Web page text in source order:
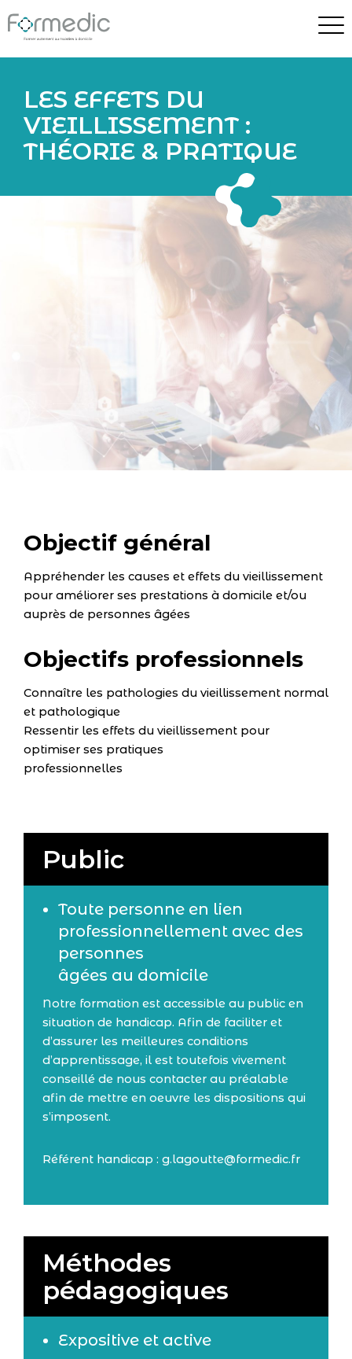
LES EFFETS DU
VIEILLISSEMENT :
THÉORIE & PRATIQUE
Objectif général
Appréhender les causes et effets du vieillissement
pour améliorer ses prestations à domicile et/ou
auprès de personnes âgées
Objectifs professionnels
Connaître les pathologies du vieillissement normal
et pathologique
Ressentir les effets du vieillissement pour
optimiser ses pratiques
professionnelles
Public
Toute personne en lien
professionnellement avec des
personnes
âgées au domicile
Notre formation est accessible au public en
situation de handicap. Afin de faciliter et
d’assurer les meilleures conditions
d’apprentissage, il est toutefois vivement
conseillé de nous contacter au préalable
afin de mettre en oeuvre les dispositions qui
s’imposent.
Référent handicap : g.lagoutte@formedic.fr
Méthodes
pédagogiques
Expositive et active